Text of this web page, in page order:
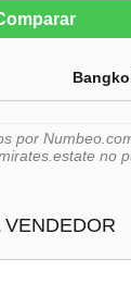
por
no
VENDEDOR